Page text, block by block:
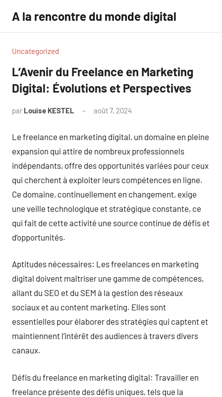
contenu
A la rencontre du monde digital
Uncategorized
L’Avenir du Freelance en Marketing
Digital: Évolutions et Perspectives
par Louise KESTEL août 7, 2024
Le freelance en marketing digital, un domaine en pleine
expansion qui attire de nombreux professionnels
indépendants, offre des opportunités variées pour ceux
qui cherchent à exploiter leurs compétences en ligne.
Ce domaine, continuellement en changement, exige
une veille technologique et stratégique constante, ce
qui fait de cette activité une source continue de défis et
d’opportunités.
Aptitudes nécessaires: Les freelances en marketing
digital doivent maîtriser une gamme de compétences,
allant du SEO et du SEM à la gestion des réseaux
sociaux et au content marketing. Elles sont
essentielles pour élaborer des stratégies qui captent et
maintiennent l’intérêt des audiences à travers divers
canaux.
Défis du freelance en marketing digital: Travailler en
freelance présente des défis uniques, tels que la